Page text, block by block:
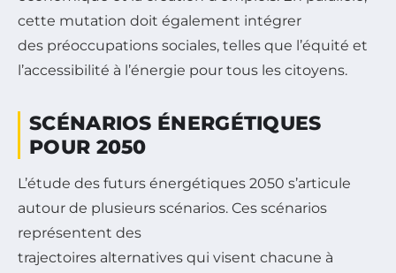
cette mutation doit également intégrer
des préoccupations sociales, telles que l’équité et
l’accessibilité à l’énergie pour tous les citoyens.
SCÉNARIOS ÉNERGÉTIQUES
POUR 2050
L’étude des futurs énergétiques 2050 s’articule
autour de plusieurs scénarios. Ces scénarios
représentent des
trajectoires alternatives qui visent chacune à